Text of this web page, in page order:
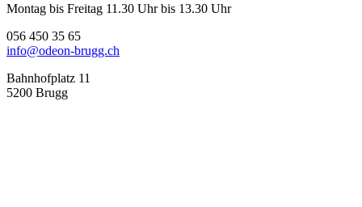
Montag bis Freitag 11.30 Uhr bis 13.30 Uhr
056 450 35 65
info@odeon-brugg.ch
Bahnhofplatz 11
5200 Brugg